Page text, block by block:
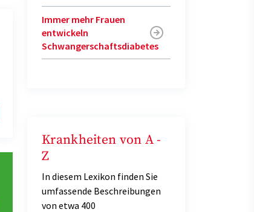
Immer mehr Frauen
entwickeln
Schwangerschaftsdiabetes
Krankheiten von A -
Z
In diesem Lexikon finden Sie
umfassende Beschreibungen
von etwa 400